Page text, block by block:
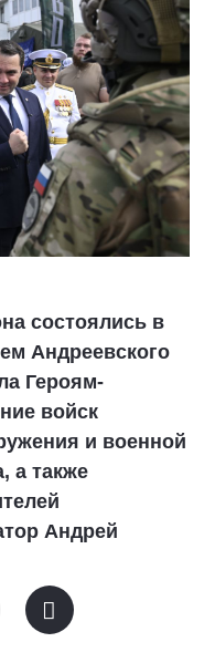
состоялись в
Андреевского
Героям-
войск
и военной
а также
Андрей